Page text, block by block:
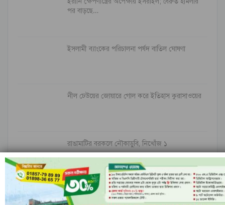
পর বাড়ছে…
ইসলামী ব্যাংকের পরিচালনা পর্ষদ বাতিল ঘোষণা
নীল ঢেউয়ের জোয়ারে গোল করে ইতিহাস কুরাসাওয়ের
রাঙামাটির বরকলে নৌকাডুবি, নিখোঁজ ১
আগের পরবর্তী ১ এর ৬,৮৪৮